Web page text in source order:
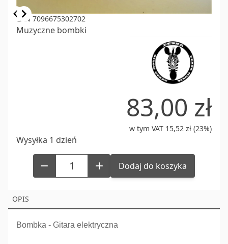
Item
1
EAN 7096675302702
Muzyczne bombki
83,00 zł
w tym VAT 15,52 zł (23%)
Wysyłka 1 dzień
Dodaj do koszyka
OPIS
Bombka - Gitara elektryczna